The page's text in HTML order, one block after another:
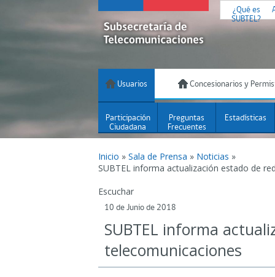
¿Qué es
SUBTEL?
Usuarios Concesionarios y
Participación
Ciudadana
Preguntas
Frecuentes
Estadísticas
Inicio » Sala de Prensa » Noticias »
SUBTEL informa actualización estado de
Escuchar
10 de Junio de 2018
SUBTEL informa
telecomunicaciones